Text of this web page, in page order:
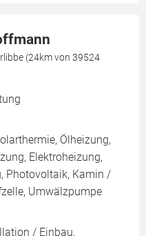
(24km von 39524
Ölheizung,
Elektroheizung,
Photovoltaik, Kamin /
Umwälzpumpe
/ Einbau,